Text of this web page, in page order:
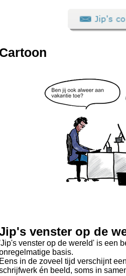
Cartoon
venster op de
venster op de wereld' is een
basis.
Eens in de zoveel tijd verschijnt
én beeld, soms in